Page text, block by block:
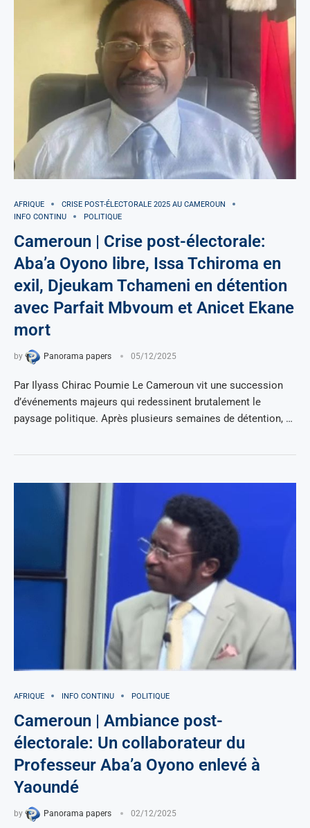
AFRIQUE
CRISE POST-ÉLECTORALE 2025 AU CAMEROUN
INFO CONTINU
POLITIQUE
Cameroun | Crise post-électorale:
Aba’a Oyono libre, Issa Tchiroma en
exil, Djeukam Tchameni en détention
avec Parfait Mbvoum et Anicet Ekane
mort
by Panorama papers 05/12/2025
Par Ilyass Chirac Poumie Le Cameroun vit une succession
d’événements majeurs qui redessinent brutalement le
paysage politique. Après plusieurs semaines de détention, …
AFRIQUE INFO CONTINU POLITIQUE
Cameroun | Ambiance post-
électorale: Un collaborateur du
Professeur Aba’a Oyono enlevé à
Yaoundé
by Panorama papers 02/12/2025